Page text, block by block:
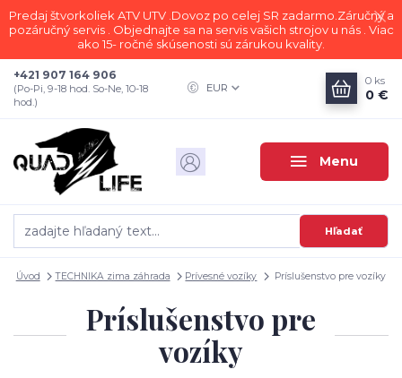
Predaj štvorkoliek ATV UTV .Dovoz po celej SR zadarmo.Záručný a
pozáručný servis . Objednajte sa na servis vašich strojov u nás . Viac
ako 15- ročné skúsenosti sú zárukou kvality.
Menu
EUR
Hľadať
+421 907 164 906
(Po-Pi, 9-18 hod. So-Ne, 10-18
hod.)
0 ks
0 €
Úvod TECHNIKA zima záhrada Prívesné vozíky Príslušenstvo pre vozíky
Príslušenstvo pre
vozíky